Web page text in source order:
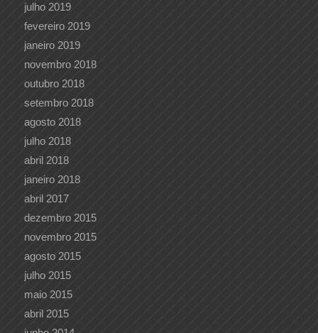
julho 2019
fevereiro 2019
janeiro 2019
novembro 2018
outubro 2018
setembro 2018
agosto 2018
julho 2018
abril 2018
janeiro 2018
abril 2017
dezembro 2015
novembro 2015
agosto 2015
julho 2015
maio 2015
abril 2015